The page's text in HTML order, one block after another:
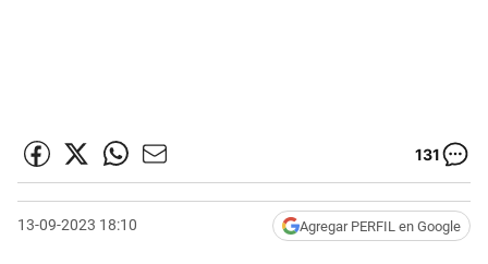
131
13-09-2023 18:10 Agregar PERFIL en Google